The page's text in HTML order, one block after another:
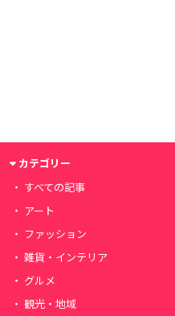
カテゴリー
すべての記事
アート
ファッション
雑貨・インテリア
グルメ
観光・地域